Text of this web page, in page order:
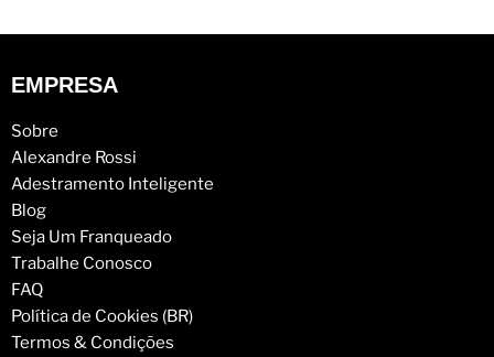
EMPRESA
Sobre
Alexandre Rossi
Adestramento Inteligente
Blog
Seja Um Franqueado
Trabalhe Conosco
FAQ
Política de Cookies (BR)
Termos & Condições